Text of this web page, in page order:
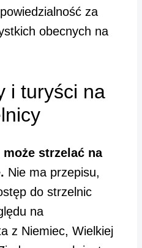
za
obecnych na
i turyści na
strzelać na
Nie ma przepisu,
do strzelnic
na
z Niemiec, Wielkiej